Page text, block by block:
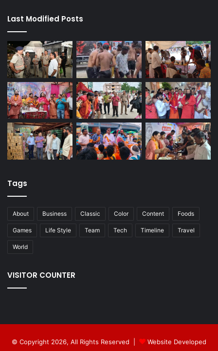
Last Modified Posts
Tags
About Business Classic Color Content Foods
Games Life Style Team Tech Timeline Travel
World
VISITOR COUNTER
© Copyright 2026, All Rights Reserved | Website Developed